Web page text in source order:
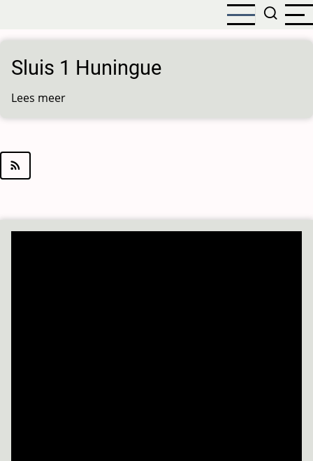
naar
de
inhoud
gaan
Sluis 1 Huningue
Lees meer